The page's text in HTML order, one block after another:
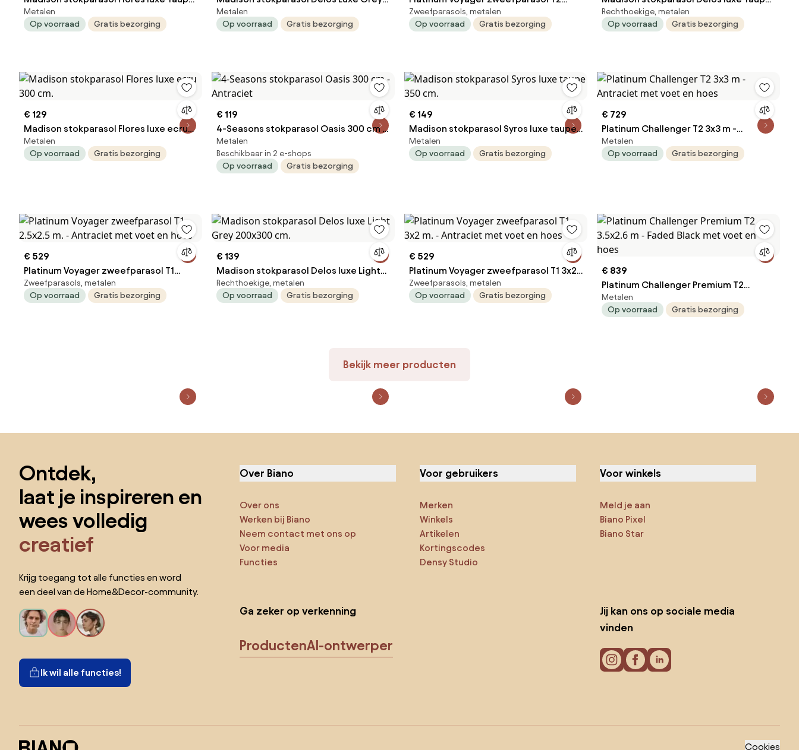
300 cm.
Metalen
Op voorraad
Gratis bezorging
200x300 cm.
Metalen
Op voorraad
Gratis bezorging
2,7x2,7 m. - Antraciet met voet en hoes
Zweefparasols, metalen
Op voorraad
Gratis bezorging
200x300 cm.
Rechthoekige, metalen
Op voorraad
Gratis bezorging
€ 129
Madison stokparasol Flores luxe ecru
300 cm.
Metalen
Op voorraad
Gratis bezorging
€ 119
4-Seasons stokparasol Oasis 300 cm -
Antraciet
Metalen
Beschikbaar in 2 e-shops
Op voorraad
Gratis bezorging
€ 149
Madison stokparasol Syros luxe taupe
350 cm.
Metalen
Op voorraad
Gratis bezorging
€ 729
Platinum Challenger T2 3x3 m -
Antraciet met voet en hoes
Metalen
Op voorraad
Gratis bezorging
€ 529
Platinum Voyager zweefparasol T1
2.5x2.5 m. - Antraciet met voet en hoes
Zweefparasols, metalen
Op voorraad
Gratis bezorging
€ 139
Madison stokparasol Delos luxe Light
Grey 200x300 cm.
Rechthoekige, metalen
Op voorraad
Gratis bezorging
€ 529
Platinum Voyager zweefparasol T1 3x2
m. - Antraciet met voet en hoes
Zweefparasols, metalen
Op voorraad
Gratis bezorging
€ 839
Platinum Challenger Premium T2
3.5x2.6 m - Faded Black met voet en
hoes
Metalen
Op voorraad
Gratis bezorging
Bekijk meer producten
Ontdek,
laat je inspireren en
wees volledig
creatief
Krijg toegang tot alle functies en word
een deel van de Home&Decor-community.
Ik wil alle functies!
Over Biano
Over ons
Werken bij Biano
Neem contact met ons op
Voor media
Functies
Voor gebruikers
Merken
Winkels
Artikelen
Kortingscodes
Densy Studio
Voor winkels
Meld je aan
Biano Pixel
Biano Star
Ga zeker op verkenning
ProductenAI-ontwerper
Jij kan ons op sociale media
vinden
Cookies